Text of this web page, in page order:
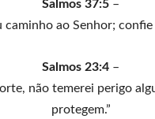
Salmos 37:5 –
caminho ao Senhor; confie
Salmos 23:4 –
não temerei perigo
protegem.”